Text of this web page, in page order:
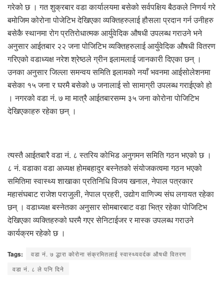
गरेको छ । गत शुक्रबार वडा कार्यालयमा बसेको सर्वपक्षिय बैठकले निणर्य गरे
बमोजिम कोरोना पोजेटिभ देखिएका व्यक्तिहरुलाई हौसला प्रदान गर्न उनीहरु
बसेकै स्थानमा रोग प्रतिरोधात्मक आर्युवेदिक औषधी उपलब्ध गराउने भने
अनुसार आईतबार २२ जना पोजिटिभ व्यक्तिहरुलाई आर्युवेदिक औषधी वितरण
गरिएको वडाध्यक्ष नरेश श्रेष्ठले ग्रीन इलामलाई जानकारी दिएका छन् ।
उनका अनुसार जिल्ला समन्वय समिति इलामको नयाँ भवनमा आईसोलेशनमा
बसेका १५ जना र घरमै बसेको ७ जनालाई सो सामाग्री उपलब्ध गराईएको हो
। नगरको वडा नं. ७ मा मात्रै आईतबारसम्म ३५ जना कोरोना पोजिटिभ
देखिएकाहरु रहेका छन् ।
त्यस्तै आईतबारै वडा नं. ८ स्तरिय कोभिड अनुगमन समिति गठन भएको छ ।
८ नं. वडाका वडा अध्यक्ष होमबहादुर बस्नेतको संयोजकत्वमा गठन भएको
समितिमा स्वास्थ्य शाखाका प्रतिनिधि विजय खनाल, नेपाल पत्रकार
महासंघबाट राजेश पराजुली, नेपाल प्रहरी, उद्योग वाणिज्य संघ लगायत रहेका
छन् । वडाध्यक्ष बस्नेतका अनुसार सोमबारबाट वडा भित्र रहेका पोजिटिभ
देखिएका व्यक्तिहरुको घरमै गएर सेनिटाईजर र मास्क उपलब्ध गराउने
कार्यक्रम रहेको छ ।
Tags:
वडा नं. ७ द्धारा कोरोना संक्रमितलाई स्वास्थ्यवर्दक औषधी वितरण
वडा नं. ८ ले पनि दिने